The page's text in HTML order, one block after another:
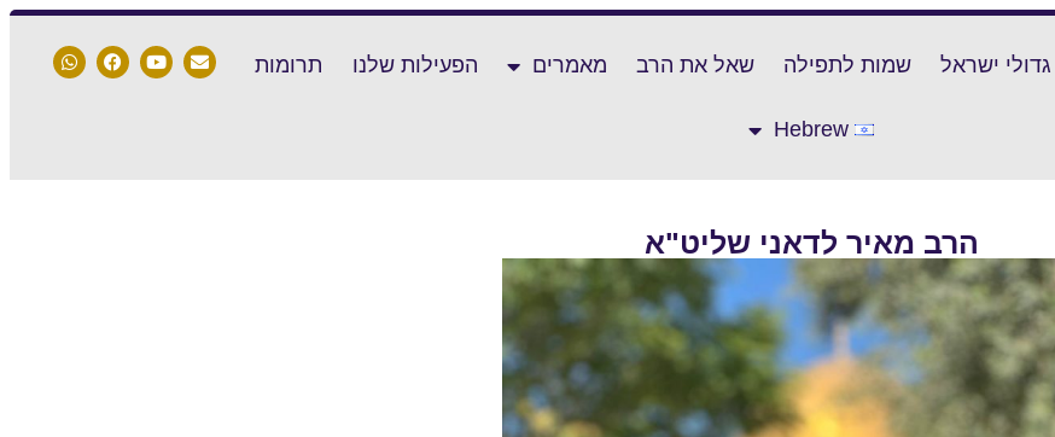
גדולי ישראל שמות לתפילה שאל את הרב מאמרים הפעילות שלנו תרומות
Hebrew
הרב מאיר לדאני שליט"א